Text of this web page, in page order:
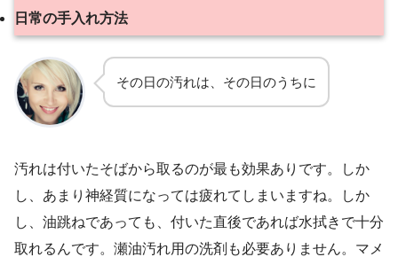
日常の手入れ方法
その日の汚れは、その日のうちに
汚れは付いたそばから取るのが最も効果ありです。しか
し、あまり神経質になっては疲れてしまいますね。しか
し、油跳ねであっても、付いた直後であれば水拭きで十分
取れるんです。瀬油汚れ用の洗剤も必要ありません。マメ